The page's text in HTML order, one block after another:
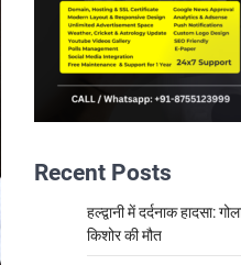
Recent Posts
हल्द्वानी में दर्दनाक हादसा:
किशोर की मौत